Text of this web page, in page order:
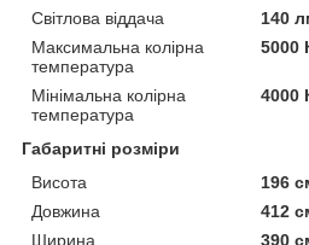
Світлова віддача
140
Максимальна колірна
температура
5000
Мінімальна колірна
температура
4000
Габаритні розміри
Висота
196
Довжина
412
Ширина
390